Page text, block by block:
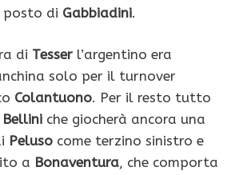
posto di Gabbiadini.
di Tesser l’argentino era
solo per il turnover
Colantuono. Per il resto tutto
Bellini che giocherà ancora una
Peluso come terzino sinistro e
a Bonaventura, che comporta